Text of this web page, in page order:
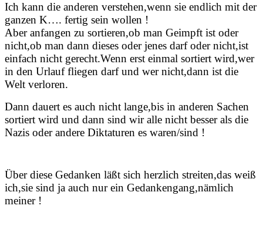
Ich kann die anderen verstehen,wenn sie endlich mit der
ganzen K…. fertig sein wollen !
Aber anfangen zu sortieren,ob man Geimpft ist oder
nicht,ob man dann dieses oder jenes darf oder nicht,ist
einfach nicht gerecht.Wenn erst einmal sortiert wird,wer
in den Urlauf fliegen darf und wer nicht,dann ist die
Welt verloren.
Dann dauert es auch nicht lange,bis in anderen Sachen
sortiert wird und dann sind wir alle nicht besser als die
Nazis oder andere Diktaturen es waren/sind !
Über diese Gedanken läßt sich herzlich streiten,das weiß
ich,sie sind ja auch nur ein Gedankengang,nämlich
meiner !